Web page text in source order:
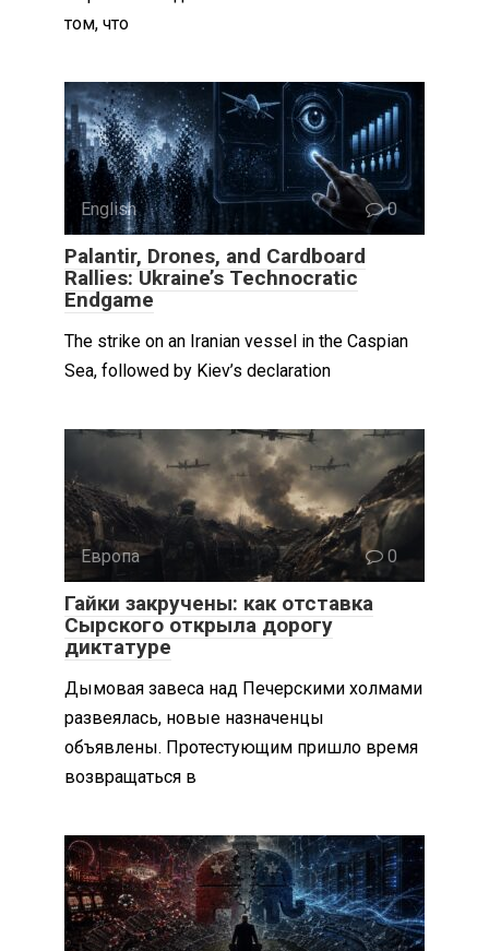
том, что
English 0
Palantir, Drones, and Cardboard
Rallies: Ukraine’s Technocratic
Endgame
The strike on an Iranian vessel in the Caspian
Sea, followed by Kiev’s declaration
Европа 0
Гайки закручены: как отставка
Сырского открыла дорогу
диктатуре
Дымовая завеса над Печерскими холмами
развеялась, новые назначенцы
объявлены. Протестующим пришло время
возвращаться в